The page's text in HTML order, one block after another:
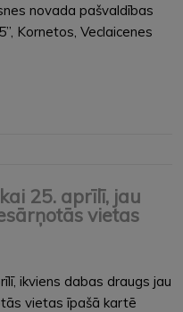
novada pašvaldības
Kornetos, Veclaicenes
25. aprīlī, jau
vietas
ikviens dabas draugs jau
vietas īpašā kartē